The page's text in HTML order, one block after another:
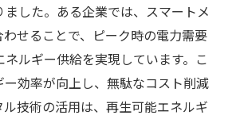
源を最大限に活用するための技
考える持続可能な設備管理の未来
源導入によるコスト削減の実例
ました。ある企業では、スマートメ
せることで、ピーク時の電力需要
ルギー供給を実現しています。こ
効率が向上し、無駄なコスト削減
技術の活用は、再生可能エネルギ